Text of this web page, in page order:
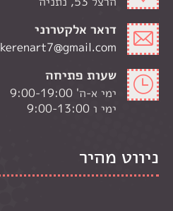
דואר אלקטרוני
kerenart7@gmail.com
שעות פתיחה
ימי א-ה' 9:00-19:00
ימי ו 9:00-13:00
ניווט מהיר